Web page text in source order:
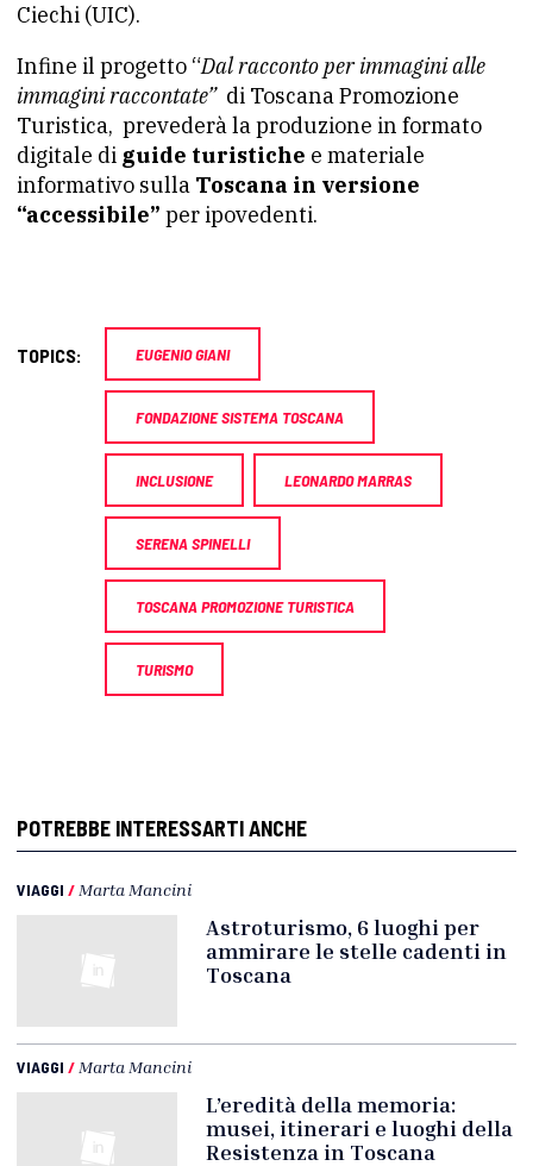
Ciechi (UIC).
Infine il progetto “Dal racconto per immagini alle
immagini raccontate”di Toscana Promozione
Turistica, prevederà la produzione in formato
digitale di guide turistiche e materiale
informativo sulla Toscana in versione
“accessibile” per ipovedenti.
TOPICS: EUGENIO GIANI
FONDAZIONE SISTEMA TOSCANA
INCLUSIONE LEONARDO MARRAS
SERENA SPINELLI
TOSCANA PROMOZIONE TURISTICA
TURISMO
POTREBBE INTERESSARTI ANCHE
VIAGGI / Marta Mancini
Astroturismo, 6 luoghi per
ammirare le stelle cadenti in
Toscana
VIAGGI / Marta Mancini
L’eredità della memoria:
musei, itinerari e luoghi della
Resistenza in Toscana